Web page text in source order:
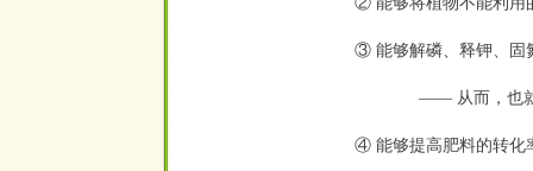
③ 能够解磷、释钾、固
—— 从而，也
④ 能够提高肥料的转化